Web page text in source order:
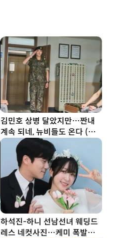
김민호 상병 달았지만…짠내
계속 되네, 뉴비들도 온다 (신
병4)
하석진-하니 선남선녀 웨딩드
레스 네컷사진…케미 폭발